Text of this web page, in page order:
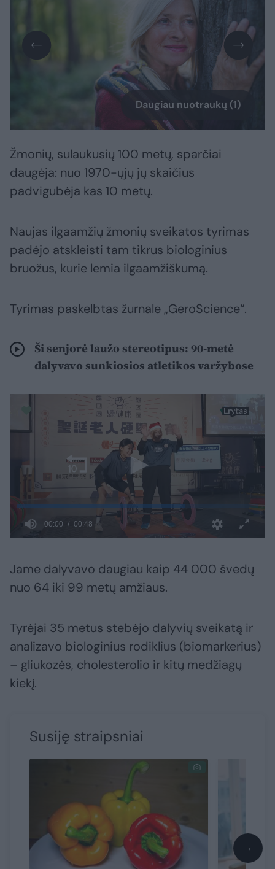
Daugiau nuotraukų (1)
Žmonių, sulaukusių 100 metų, sparčiai
daugėja: nuo 1970-ųjų jų skaičius
padvigubėja kas 10 metų.
Naujas ilgaamžių žmonių sveikatos tyrimas
padėjo atskleisti tam tikrus biologinius
bruožus, kurie lemia ilgaamžiškumą.
Tyrimas paskelbtas žurnale „GeroScience“.
Ši senjorė laužo stereotipus: 90-metė
dalyvavo sunkiosios atletikos varžybose
Jame dalyvavo daugiau kaip 44 000 švedų
nuo 64 iki 99 metų amžiaus.
Tyrėjai 35 metus stebėjo dalyvių sveikatą ir
analizavo biologinius rodiklius (biomarkerius)
– gliukozės, cholesterolio ir kitų medžiagų
kiekį.
Susiję straipsniai
→